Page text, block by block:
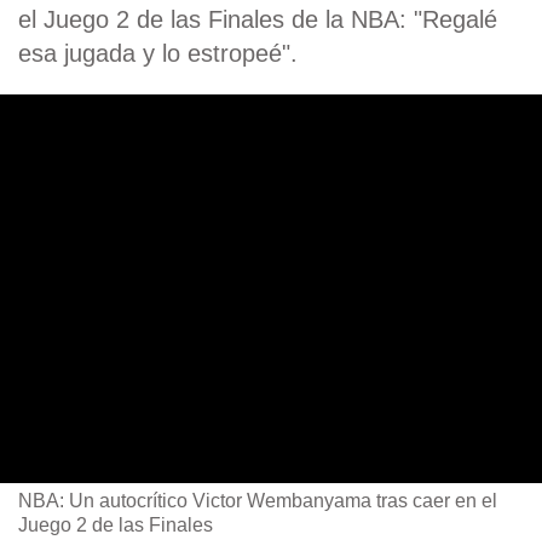
el Juego 2 de las Finales de la NBA: "Regalé
esa jugada y lo estropeé".
NBA: Un autocrítico Victor Wembanyama tras caer en el
Juego 2 de las Finales